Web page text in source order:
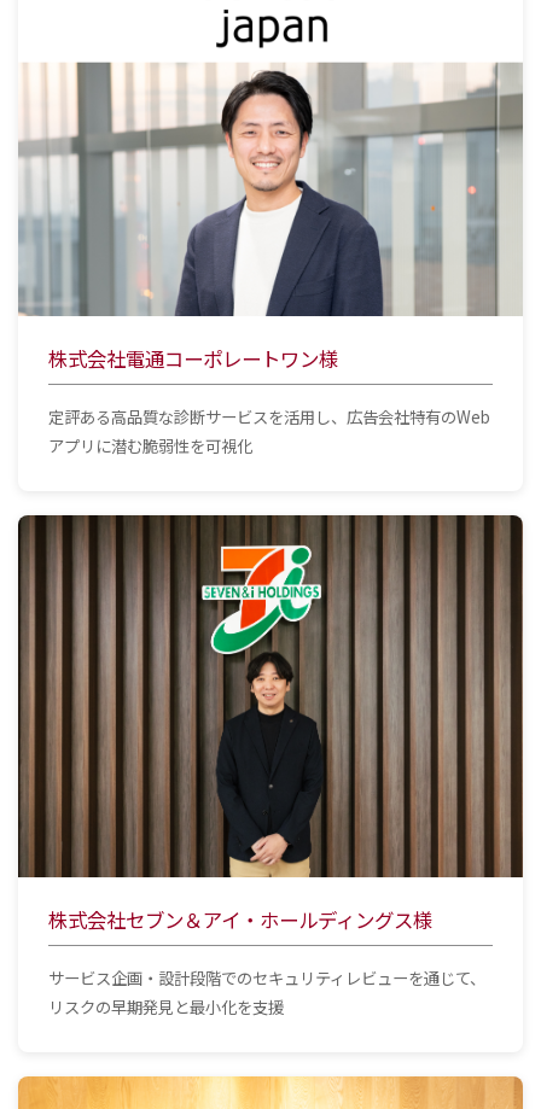
株式会社電通コーポレートワン様
定評ある高品質な診断サービスを活用し、広告会社特有のWeb
アプリに潜む脆弱性を可視化
株式会社セブン＆アイ・ホールディングス様
サービス企画・設計段階でのセキュリティレビューを通じて、
リスクの早期発見と最小化を支援